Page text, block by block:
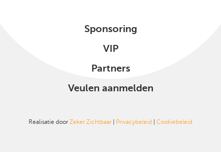
Sponsoring
VIP
Partners
Veulen aanmelden
Realisatie door Zeker Zichtbaar Privacybeleid Cookiebeleid